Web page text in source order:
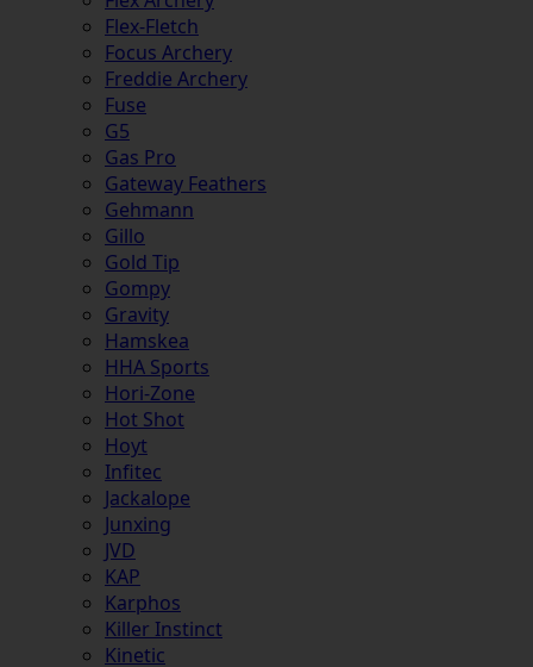
Flex-Fletch
Focus Archery
Freddie Archery
Fuse
G5
Gas Pro
Gateway Feathers
Gehmann
Gillo
Gold Tip
Gompy
Gravity
Hamskea
HHA Sports
Hori-Zone
Hot Shot
Hoyt
Infitec
Jackalope
Junxing
JVD
KAP
Karphos
Killer Instinct
Kinetic